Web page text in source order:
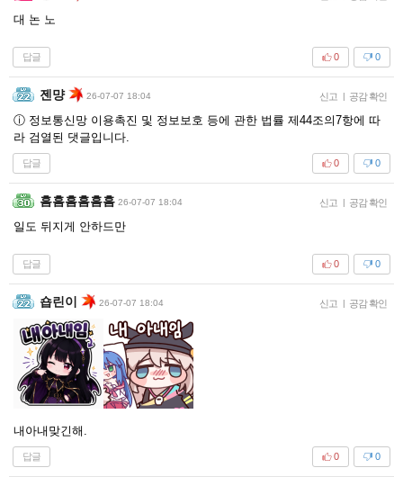
대 논 노
답글 0
0
젠먕 26-07-07 18:04 신고 | 공감 확인
ⓘ 정보통신망 이용촉진 및 정보보호 등에 관한 법률 제44조의7항에 따
라 검열된 댓글입니다.
답글 0
0
흠흠흠흠흠흠 26-07-07 18:04 신고 | 공감 확인
일도 뒤지게 안하드만
답글 0
0
숍린이 26-07-07 18:04 신고 | 공감 확인
내아내맞긴해.
답글 0
0